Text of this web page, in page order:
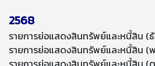
2568
รายการย่อแสดงสินทรัพย์และหนี้สิน (
รายการย่อแสดงสินทรัพย์และหนี้สิน (